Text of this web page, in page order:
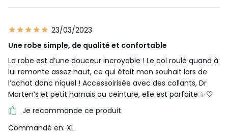
23/03/2023
Une robe simple, de qualité et confortable
La robe est d’une douceur incroyable ! Le col roulé quand à
lui remonte assez haut, ce qui était mon souhait lors de
l’achat donc niquel ! Accessoirisée avec des collants, Dr
Marten’s et petit harnais ou ceinture, elle est parfaite ✨🤍
Je recommande ce produit
Commandé en: XL